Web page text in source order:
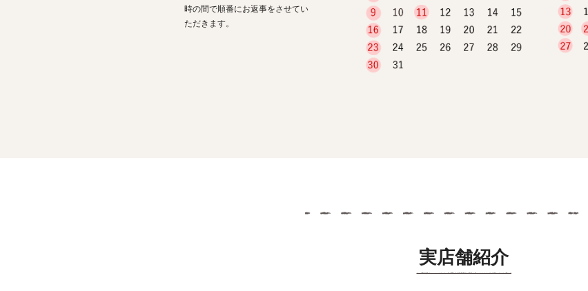
時の間で順番にお返事をさせてい
ただきます。
実店舗紹介